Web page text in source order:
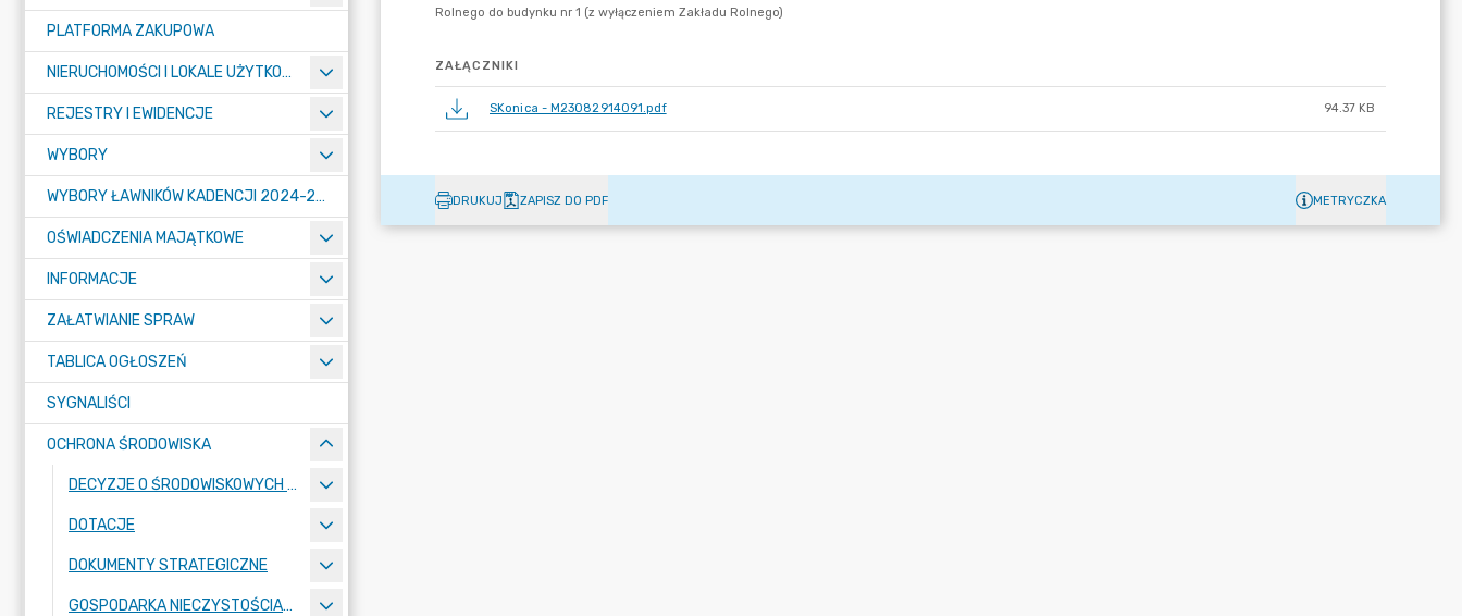
PLATFORMA ZAKUPOWA
NIERUCHOMOŚCI I LOKALE UŻYTKOWE
REJESTRY I EWIDENCJE
WYBORY
WYBORY ŁAWNIKÓW KADENCJI 2024-2027
OŚWIADCZENIA MAJĄTKOWE
INFORMACJE
ZAŁATWIANIE SPRAW
TABLICA OGŁOSZEŃ
SYGNALIŚCI
OCHRONA ŚRODOWISKA
DECYZJE O ŚRODOWISKOWYCH UWARUNKOWANIACH ZGODY NA REALIZACJĘ PRZEDSIĘWZIĘCIA
DOTACJE
DOKUMENTY STRATEGICZNE
GOSPODARKA NIECZYSTOŚCIAMI CIEKŁYMI
ZAŁĄCZNIKI
SKonica - M23082914091.pdf 94.37 KB
DRUKUJ ZAPISZ DO PDF METRYCZKA